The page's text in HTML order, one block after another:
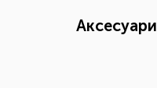
Аксесуари